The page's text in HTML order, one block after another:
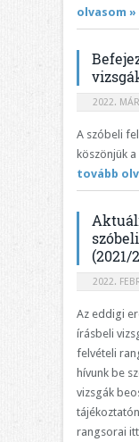
olvasom »
2022.
A szóbeli
köszönjük
tovább
(2021/
2022.
Az eddigi
írásbeli
felvételi
hívunk be
vizsgák
rangsorai